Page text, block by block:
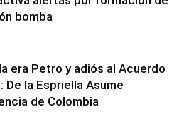
bomba
era Petro y adiós al Acuerdo
De la Espriella Asume
de Colombia